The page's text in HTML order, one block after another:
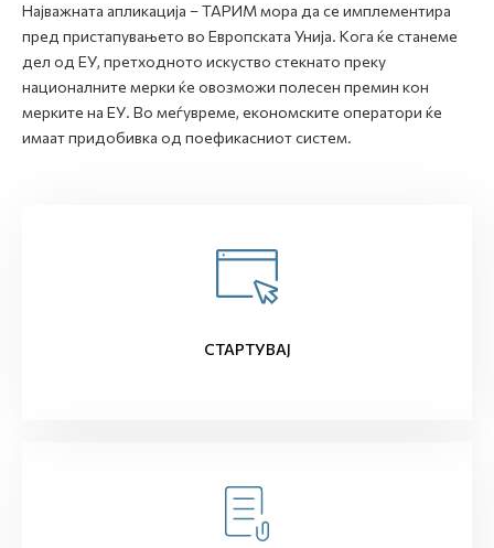
Најважната апликација – ТАРИМ мора да се имплементира
пред пристапувањето во Европската Унија. Кога ќе станеме
дел од ЕУ, претходното искуство стекнато преку
националните мерки ќе овозможи полесен премин кон
мерките на ЕУ. Во меѓувреме, економските оператори ќе
имаат придобивка од поефикасниот систем.
СТАРТУВАЈ